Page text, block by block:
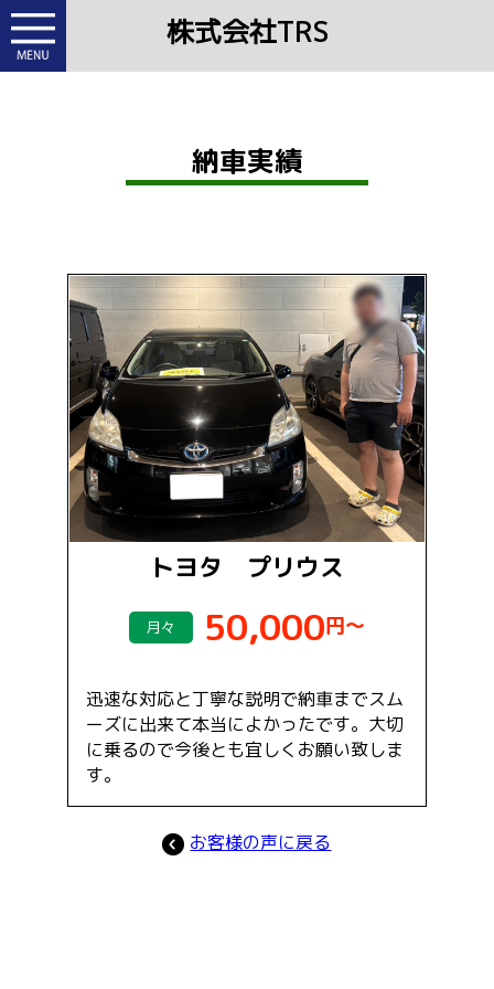
株式会社TRS
納車実績
トヨタ プリウス
月々 50,000円～
迅速な対応と丁寧な説明で納車までスム
ーズに出来て本当によかったです。大切
に乗るので今後とも宜しくお願い致しま
す。
お客様の声に戻る